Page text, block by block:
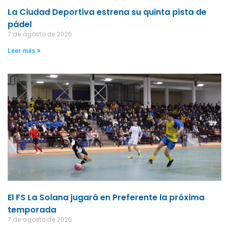
La Ciudad Deportiva estrena su quinta pista de
pádel
7 de agosto de 2026
Leer más »
El FS La Solana jugará en Preferente la próxima
temporada
7 de agosto de 2026